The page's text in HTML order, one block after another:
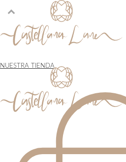
NUESTRA TIENDA